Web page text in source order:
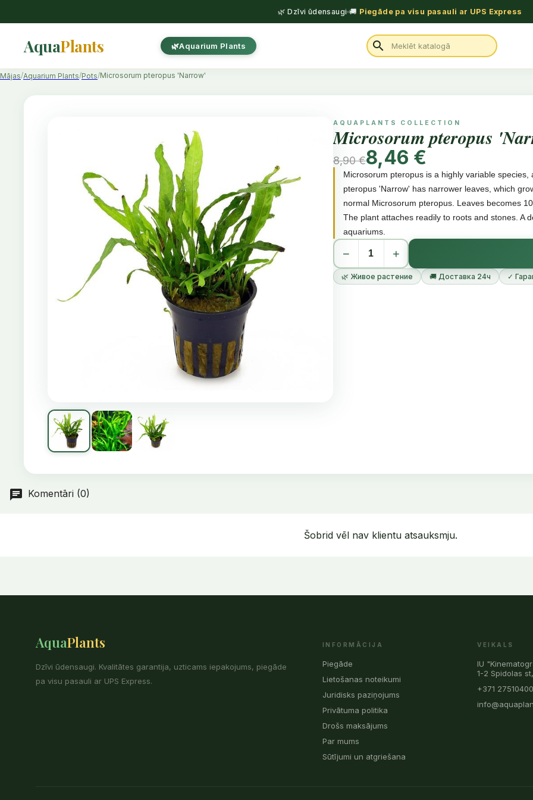
🌿 Dzīvi ūdensaugi 🚚 Piegāde pa visu pasauli ar UPS Express
AquaPlants Aquarium Plants search
Mājas Aquarium Plants Pots Microsorum pteropus 'Narrow'
AQUAPLANTS COLLECTION
Microsorum pteropus
8,90 €8,46 €
Microsorum pteropus is a highly variable
pteropus 'Narrow' has narrower leaves, which
normal Microsorum pteropus. Leaves becomes
The plant attaches readily to roots and stones. A
aquariums.
− +
🌿 Живое растение 🚚 Доставка 24ч ✓
Komentāri (0)
Šobrid vēl nav klientu atsauksmju.
AquaPlants
Dzīvi ūdensaugi. Kvalitātes garantija, uzticams iepakojums, piegāde
pa visu pasauli ar UPS Express.
INFORMĀCIJA
Piegāde
Lietošanas noteikumi
Juridisks paziņojums
Privātuma politika
Drošs maksājums
Par mums
Sūtījumi un atgriešana
VEIKALS
IU
1-2 Spidolas
+371